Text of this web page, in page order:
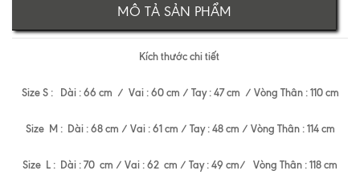
MÔ TẢ SẢN PHẨM
Kích thước chi tiết
Size S : Dài : 66 cm / Vai : 60 cm / Tay : 47 cm / Vòng Thân : 110 cm
Size M : Dài : 68 cm / Vai : 61 cm / Tay : 48 cm / Vòng Thân : 114 cm
Size L : Dài : 70 cm / Vai : 62 cm / Tay : 49 cm/ Vòng Thân : 118 cm